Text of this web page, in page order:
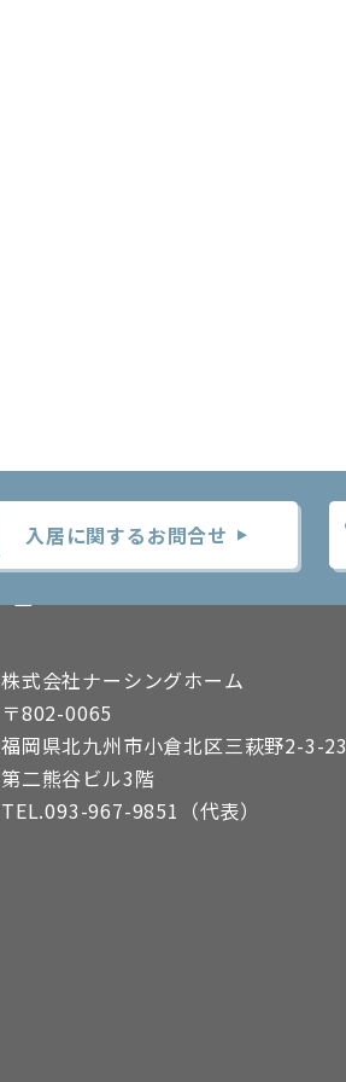
入居に関するお問合せ
nursing home ナーシングホーム
株式会社ナーシングホーム
〒802-0065
福岡県北九州市小倉北区三萩野2-3-23
第二熊谷ビル3階
TEL.093-967-9851（代表）